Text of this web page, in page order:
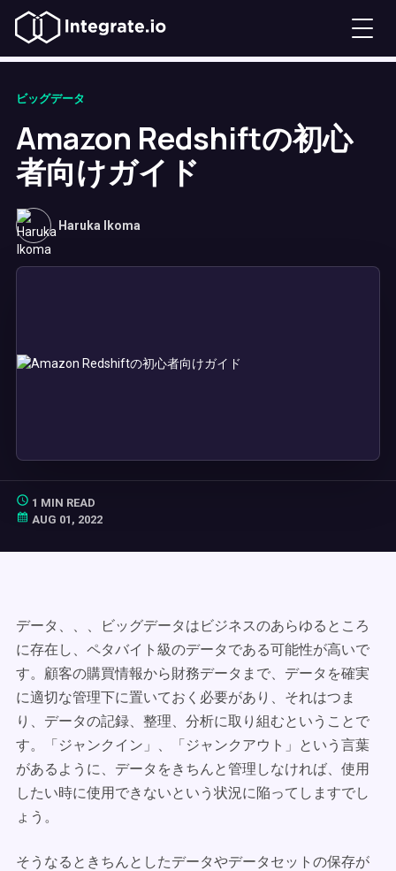
ビッグデータ
Amazon Redshiftの初心
者向けガイド
Haruka Ikoma
1 MIN READ
AUG 01, 2022
データ、、、ビッグデータはビジネスのあらゆるところ
に存在し、ペタバイト級のデータである可能性が高いで
す。顧客の購買情報から財務データまで、データを確実
に適切な管理下に置いておく必要があり、それはつま
り、データの記録、整理、分析に取り組むということで
す。「ジャンクイン」、「ジャンクアウト」という言葉
があるように、データをきちんと管理しなければ、使用
したい時に使用できないという状況に陥ってしますでし
ょう。
そうなるときちんとしたデータやデータセットの保存が